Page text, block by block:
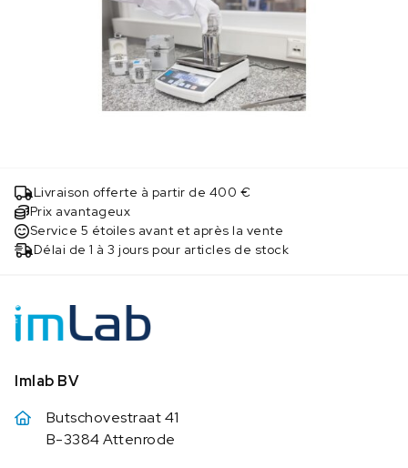
Livraison offerte à partir de 400 €
Prix avantageux
Service 5 étoiles avant et après la vente
Délai de 1 à 3 jours pour articles de stock
Imlab BV
Butschovestraat 41
B-3384 Attenrode